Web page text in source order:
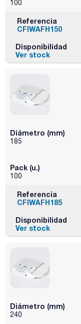
100
Referencia
CFIWAFH150
Disponibilidad
Ver stock
Diámetro (mm)
185
Pack (u.)
100
Referencia
CFIWAFH185
Disponibilidad
Ver stock
Diámetro (mm)
240